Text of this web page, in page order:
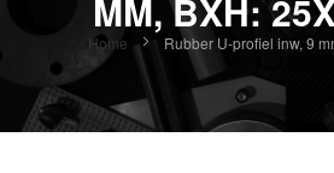
MM, BXH:
Home Rubber U-profiel inw, 9